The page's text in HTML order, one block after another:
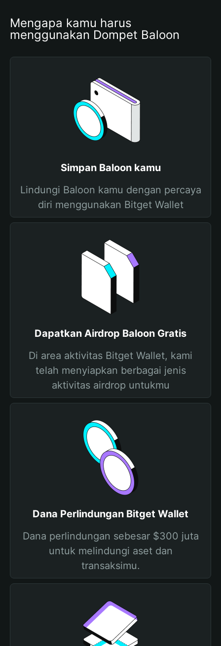
Mengapa kamu harus
menggunakan Dompet Baloon
Simpan Baloon kamu
Lindungi Baloon kamu dengan percaya
diri menggunakan Bitget Wallet
Dapatkan Airdrop Baloon Gratis
Di area aktivitas Bitget Wallet, kami
telah menyiapkan berbagai jenis
aktivitas airdrop untukmu
Dana Perlindungan Bitget Wallet
Dana perlindungan sebesar $300 juta
untuk melindungi aset dan
transaksimu.